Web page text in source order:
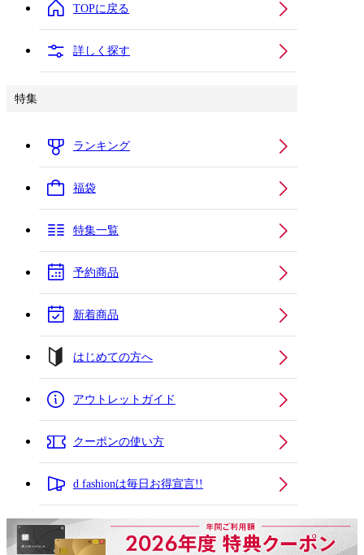
TOPに戻る
詳しく探す
特集
ランキング
福袋
特集一覧
予約商品
新着商品
はじめての方へ
アウトレットガイド
クーポンの使い方
d fashionは毎日お得宣言!!